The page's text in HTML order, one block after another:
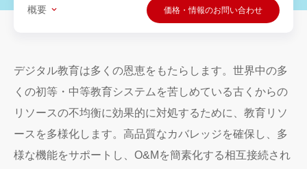
概要 価格・情報のお問い合わせ
デジタル教育は多くの恩恵をもたらします。世界中の多
くの初等・中等教育システムを苦しめている古くからの
リソースの不均衡に効果的に対処するために、教育リソ
ースを多様化します。高品質なカバレッジを確保し、多
様な機能をサポートし、O&Mを簡素化する相互接続され